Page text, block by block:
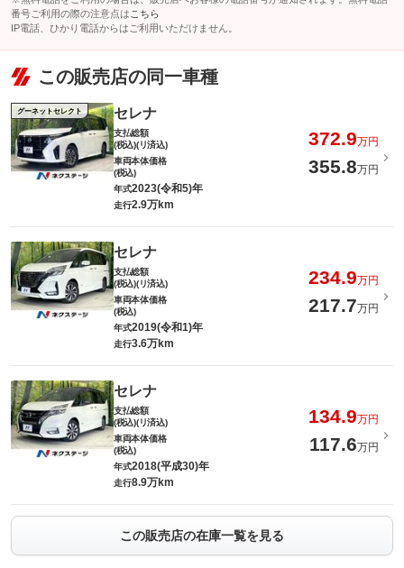
番号ご利用の際の注意点は こちら
IP電話、ひかり電話からはご利用いただけません。
この販売店の同一車種
グーネットセレクト セレナ
支払総額
(税込)(リ済込)
372.9万円
車両本体価格
(税込)
355.8万円
年式2023(令和5)年
走行2.9万km
セレナ
支払総額
(税込)(リ済込)
234.9万円
車両本体価格
(税込)
217.7万円
年式2019(令和1)年
走行3.6万km
セレナ
支払総額
(税込)(リ済込)
134.9万円
車両本体価格
(税込)
117.6万円
年式2018(平成30)年
走行8.9万km
この販売店の在庫一覧を見る